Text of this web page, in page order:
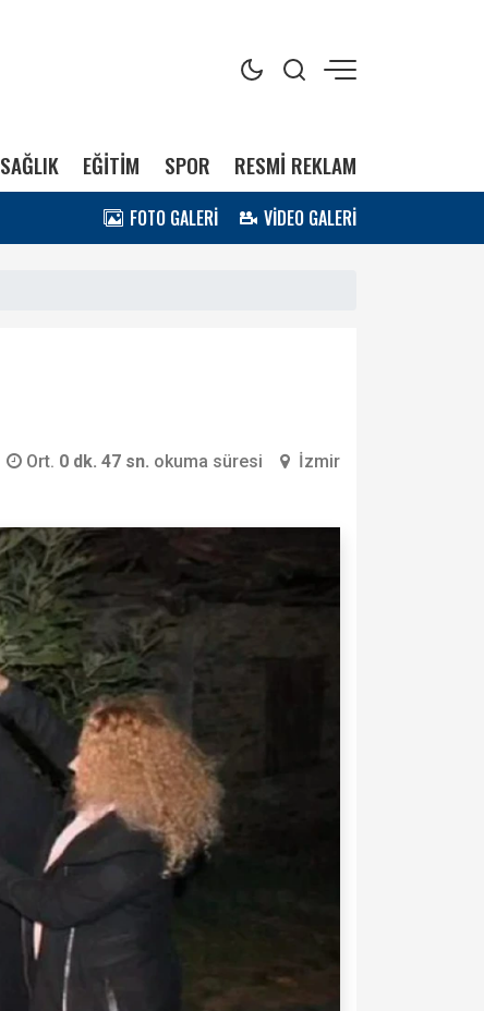
SAĞLIK EĞİTİM SPOR RESMİ REKLAM
FOTO GALERİ VİDEO GALERİ
Ort. 0 dk. 47 sn. okuma süresi İzmir